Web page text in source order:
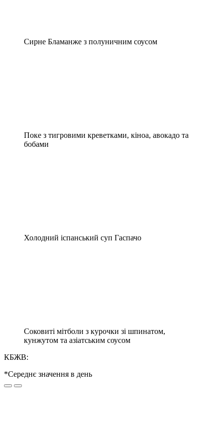
Сирне Бламанже з полуничним соусом
Поке з тигровими креветками, кіноа, авокадо та
бобами
Холодний іспанський суп Гаспачо
Соковиті мітболи з курочки зі шпинатом,
кунжутом та азіатським соусом
КБЖВ:
*Середнє значення в день